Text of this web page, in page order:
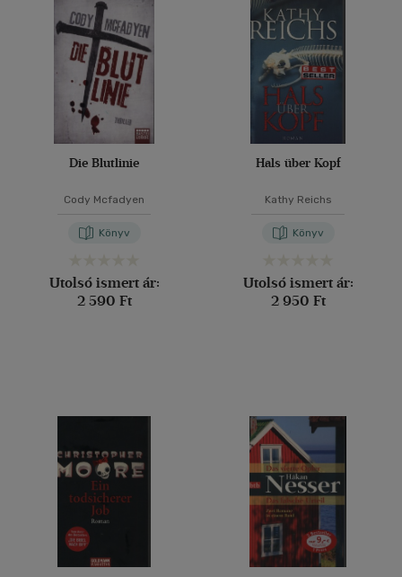
Die Blutlinie
Cody Mcfadyen
Könyv
Utolsó ismert ár:
2 590 Ft
Hals über Kopf
Kathy Reichs
Könyv
Utolsó ismert ár:
2 950 Ft